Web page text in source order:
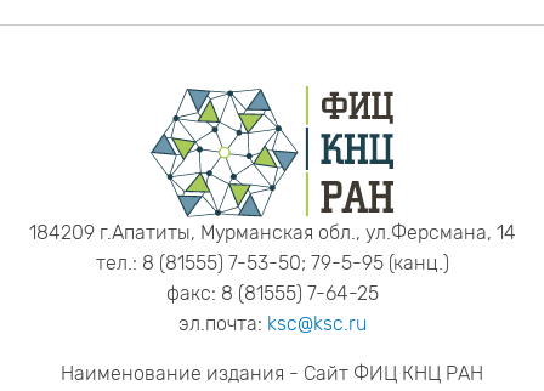
184209 г.Апатиты, Мурманская обл., ул.Ферсмана, 14
тел.: 8 (81555) 7-53-50; 79-5-95 (канц.)
факс: 8 (81555) 7-64-25
эл.почта: ksc@ksc.ru
Наименование издания - Сайт ФИЦ КНЦ РАН